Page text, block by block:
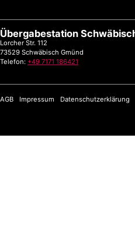
Übergabestation
Lorcher Str. 112
73529 Schwäbisch Gmünd
Telefon: +49 7171 186421
AGB Impressum Datenschutzerklärung